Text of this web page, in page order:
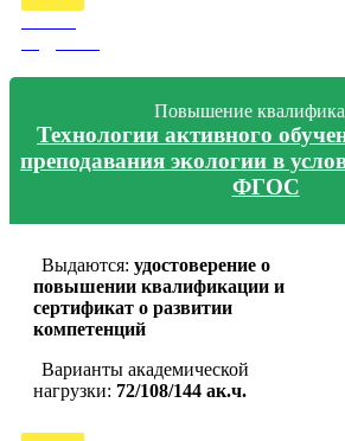
Повышение
Технологии активного
преподавания экологии в
ФГОС
Выдаются: удостоверение о
повышении квалификации и
сертификат о развитии
компетенций
Варианты академической
нагрузки: 72/108/144 ак.ч.